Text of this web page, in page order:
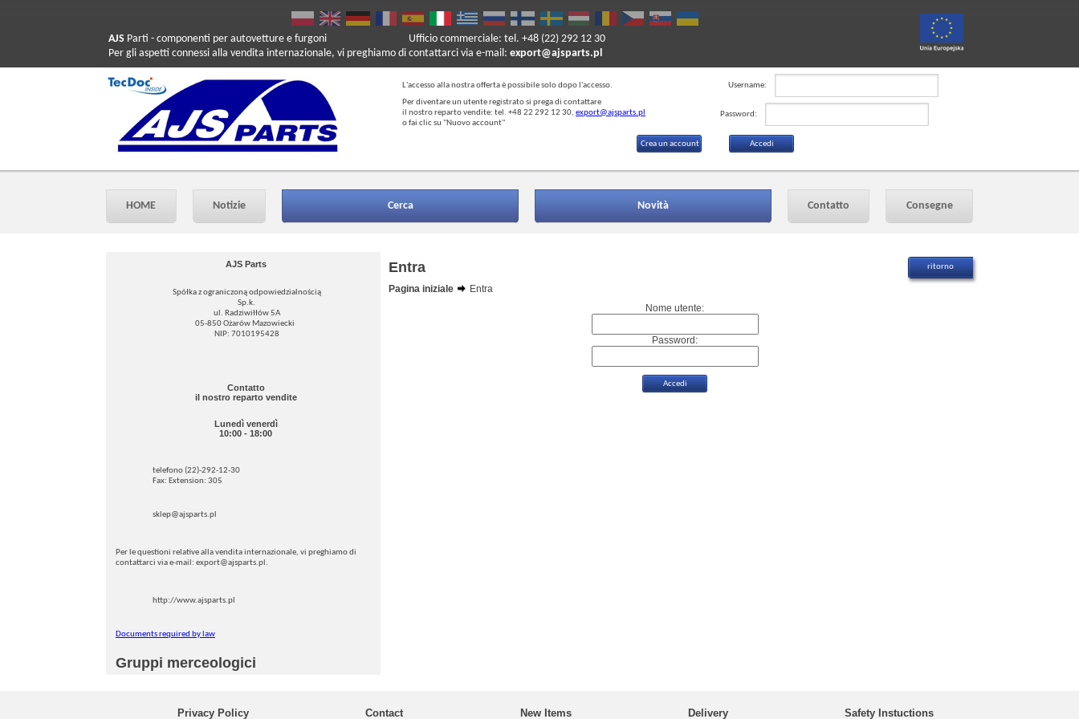
AJS Parti - componenti per autovetture e furgoni
Per gli aspetti connessi alla vendita internazionale, vi preghiamo di contattarci via e-mail: export@ajsparts.pl
Ufficio commerciale: tel. +48 (22) 292 12 30
L'accesso alla nostra offerta è possibile solo dopo l'accesso.
Per diventare un utente registrato si prega di contattare
il nostro reparto vendite: tel. +48 22 292 12 30, export@ajsparts.pl
o fai clic su "Nuovo account"
Username:
Password:
Crea un account
HOME Notizie Cerca Novità Contatto Consegne
AJS Parts
Spółka z ograniczoną odpowiedzialnością
Sp.k.
ul. Radziwiłłów 5A
05-850 Ożarów Mazowiecki
NIP: 7010195428
Contatto
il nostro reparto vendite
Lunedì venerdì
10:00 - 18:00
telefono (22)-292-12-30
Fax: Extension: 305
sklep@ajsparts.pl
Per le questioni relative alla vendita internazionale, vi preghiamo di
contattarci via e-mail: export@ajsparts.pl.
http://www.ajsparts.pl
Documents required by law
Gruppi merceologici
Entra
Pagina iniziale
Entra
Nome utente:
Password:
Privacy Policy Contact New Items Delivery Safety Instuctions